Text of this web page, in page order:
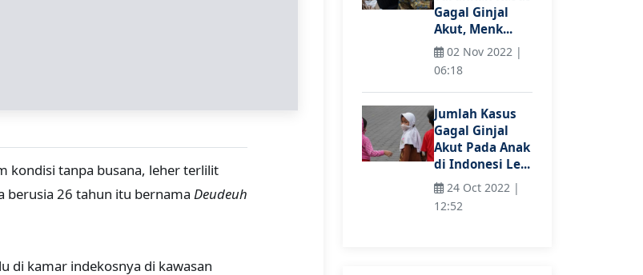
kondisi tanpa busana, leher terlilit
berusia 26 tahun itu bernama Deudeuh
di kamar indekosnya di kawasan
Gagal Ginjal
Akut, Menk...
02 Nov 2022 |
06:18
Jumlah Kasus
Gagal Ginjal
Akut Pada Anak
di Indonesi Le...
24 Oct 2022 |
12:52